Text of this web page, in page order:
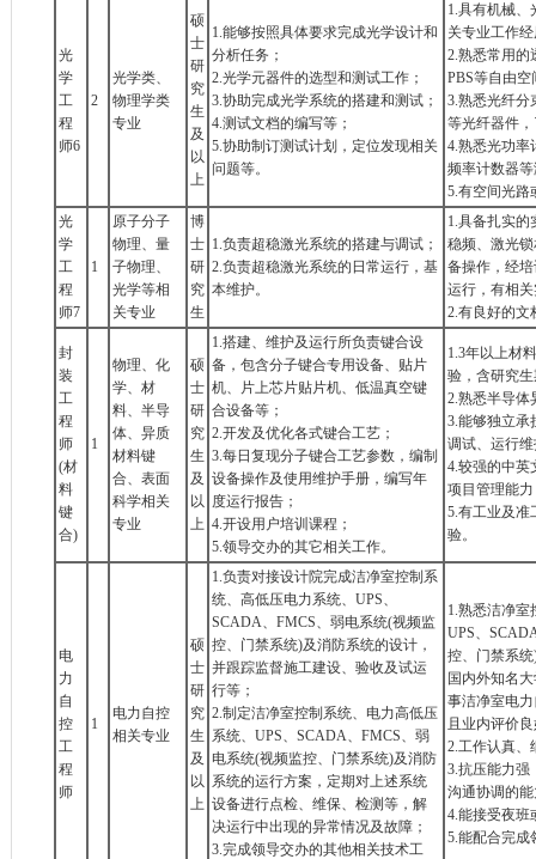
光
学
工
程
师6
2
光学类、
物理学类
专业
硕
士
研
究
生
及
以
上
1.能够按照具体要求完成光学设计和
分析任务；
2.光学元器件的选型和测试工作；
3.协助完成光学系统的搭建和测试；
4.测试文档的编写等；
5.协助制订测试计划，定位发现相关
问题等。
1.具有机械、
关专业工作
2.熟悉常用的
PBS等自由
3.熟悉光纤分
等光纤器件
4.熟悉光功率
频率计数器
5.有空间光路
光
学
工
程
师7
1
原子分子
物理、量
子物理、
光学等相
关专业
博
士
研
究
生
1.负责超稳激光系统的搭建与调试；
2.负责超稳激光系统的日常运行，基
本维护。
1.具备扎实的
稳频、激光
备操作，经
运行，有相
2.有良好的文
封
装
工
程
师
(材
料
键
合)
1
物理、化
学、材
料、半导
体、异质
材料键
合、表面
科学相关
专业
硕
士
研
究
生
及
以
上
1.搭建、维护及运行所负责键合设
备，包含分子键合专用设备、贴片
机、片上芯片贴片机、低温真空键
合设备等；
2.开发及优化各式键合工艺；
3.每日复现分子键合工艺参数，编制
设备操作及使用维护手册，编写年
度运行报告；
4.开设用户培训课程；
5.领导交办的其它相关工作。
1.3年以上材
验，含研究
2.熟悉半导体
3.能够独立承
调试、运行
4.较强的中英
项目管理能
5.有工业及准
验。
电
力
自
控
工
程
师
1
电力自控
相关专业
硕
士
研
究
生
及
以
上
1.负责对接设计院完成洁净室控制系
统、高低压电力系统、UPS、
SCADA、FMCS、弱电系统(视频监
控、门禁系统)及消防系统的设计，
并跟踪监督施工建设、验收及试运
行等；
2.制定洁净室控制系统、电力高低压
系统、UPS、SCADA、FMCS、弱
电系统(视频监控、门禁系统)及消防
系统的运行方案，定期对上述系统
设备进行点检、维保、检测等，解
决运行中出现的异常情况及故障；
3.完成领导交办的其他相关技术工
1.熟悉洁净室
UPS、
控、门禁系
国内外知名
事洁净室电
且业内评价
2.工作认真、
3.抗压能力强
沟通协调的
4.能接受夜班
5.能配合完成